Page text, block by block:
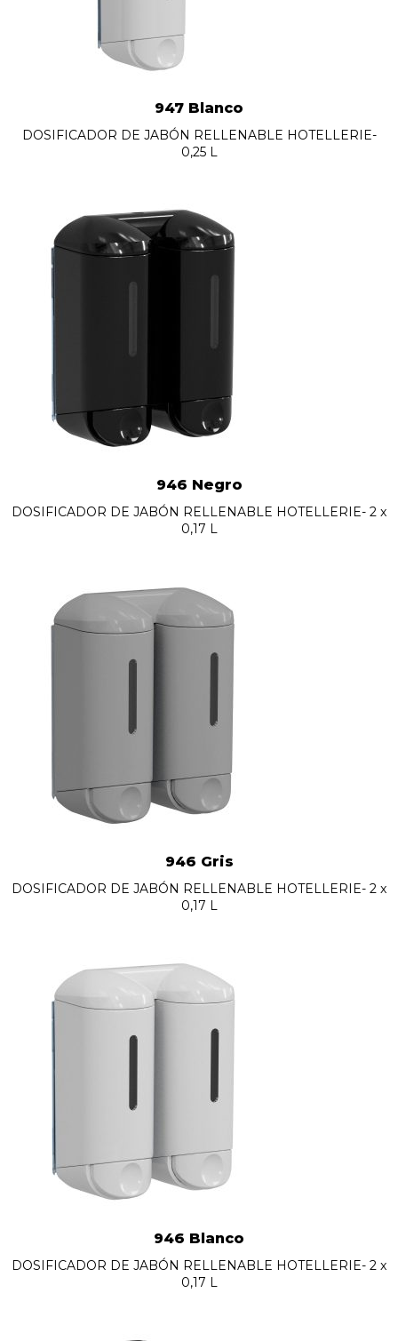
947 Blanco
DOSIFICADOR DE JABÓN RELLENABLE HOTELLERIE-
0,25 L
946 Negro
DOSIFICADOR DE JABÓN RELLENABLE HOTELLERIE- 2 x
0,17 L
946 Gris
DOSIFICADOR DE JABÓN RELLENABLE HOTELLERIE- 2 x
0,17 L
946 Blanco
DOSIFICADOR DE JABÓN RELLENABLE HOTELLERIE- 2 x
0,17 L